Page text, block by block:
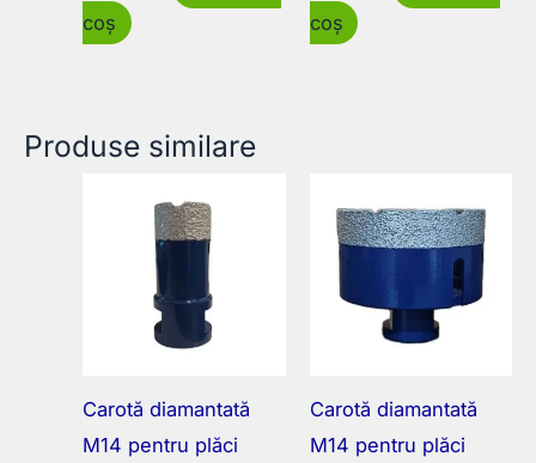
coș
coș
Produse similare
Carotă diamantată
M14 pentru plăci
Carotă diamantată
M14 pentru plăci